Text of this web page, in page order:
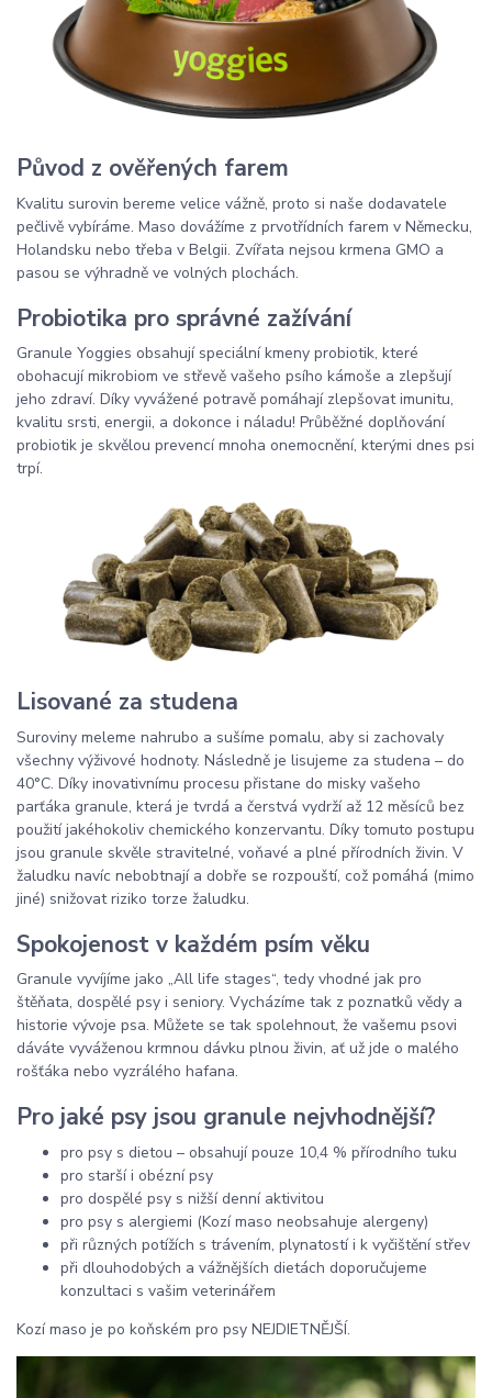
Původ z ověřených farem
Kvalitu surovin bereme velice vážně, proto si naše dodavatele
pečlivě vybíráme. Maso dovážíme z prvotřídních farem v Německu,
Holandsku nebo třeba v Belgii. Zvířata nejsou krmena GMO a
pasou se výhradně ve volných plochách.
Probiotika pro správné zažívání
Granule Yoggies obsahují speciální kmeny probiotik, které
obohacují mikrobiom ve střevě vašeho psího kámoše a zlepšují
jeho zdraví. Díky vyvážené potravě pomáhají zlepšovat imunitu,
kvalitu srsti, energii, a dokonce i náladu! Průběžné doplňování
probiotik je skvělou prevencí mnoha onemocnění, kterými dnes psi
trpí.
Lisované za studena
Suroviny meleme nahrubo a sušíme pomalu, aby si zachovaly
všechny výživové hodnoty. Následně je lisujeme za studena – do
40°C. Díky inovativnímu procesu přistane do misky vašeho
parťáka granule, která je tvrdá a čerstvá vydrží až 12 měsíců bez
použití jakéhokoliv chemického konzervantu. Díky tomuto postupu
jsou granule skvěle stravitelné, voňavé a plné přírodních živin. V
žaludku navíc nebobtnají a dobře se rozpouští, což pomáhá (mimo
jiné) snižovat riziko torze žaludku.
Spokojenost v každém psím věku
Granule vyvíjíme jako „All life stages“, tedy vhodné jak pro
štěňata, dospělé psy i seniory. Vycházíme tak z poznatků vědy a
historie vývoje psa. Můžete se tak spolehnout, že vašemu psovi
dáváte vyváženou krmnou dávku plnou živin, ať už jde o malého
rošťáka nebo vyzrálého hafana.
Pro jaké psy jsou granule nejvhodnější?
pro psy s dietou – obsahují pouze 10,4 % přírodního tuku
pro starší i obézní psy
pro dospělé psy s nižší denní aktivitou
pro psy s alergiemi (Kozí maso neobsahuje alergeny)
při různých potížích s trávením, plynatostí i k vyčištění střev
při dlouhodobých a vážnějších dietách doporučujeme
konzultaci s vašim veterinářem
Kozí maso je po koňském pro psy NEJDIETNĚJŠÍ.